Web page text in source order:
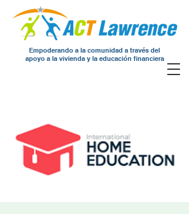
Empoderando a la comunidad a través del
apoyo a la vivienda y la educación financiera